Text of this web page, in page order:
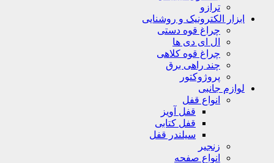
ترازو
ابزار الکترونیک و روشنایی
چراغ قوه دستی
ال ای دی ها
چراغ قوه کلاهی
چند راهی برق
پروژوکتور
لوازم جانبی
انواع قفل
قفل آویز
قفل کتابی
سیلندر قفل
زنجیر
انواع صفحه